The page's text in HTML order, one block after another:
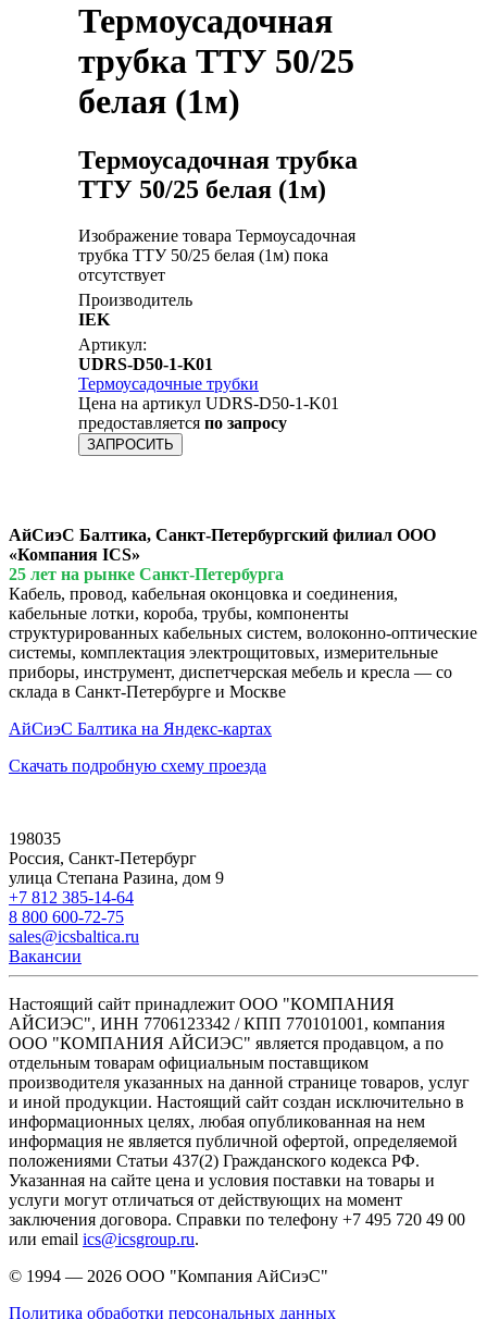
Термоусадочная
трубка ТТУ 50/25
белая (1м)
Термоусадочная трубка
ТТУ 50/25 белая (1м)
Изображение товара Термоусадочная
трубка ТТУ 50/25 белая (1м) пока
отсутствует
Производитель
IEK
Артикул:
UDRS-D50-1-K01
Термоусадочные трубки
Цена на артикул UDRS-D50-1-K01
предоставляется по запросу
ЗАПРОСИТЬ
АйСиэС Балтика, Санкт-Петербургский филиал ООО
«Компания ICS»
25 лет на рынке Санкт-Петербурга
Кабель, провод, кабельная оконцовка и соединения,
кабельные лотки, короба, трубы, компоненты
структурированных кабельных систем, волоконно-оптические
системы, комплектация электрощитовых, измерительные
приборы, инструмент, диспетчерская мебель и кресла — со
склада в Санкт-Петербурге и Москве
АйСиэС Балтика на Яндекс-картах
Скачать подробную схему проезда
198035
Россия, Санкт-Петербург
улица Степана Разина, дом 9
+7 812 385-14-64
8 800 600-72-75
sales@icsbaltica.ru
Вакансии
Настоящий сайт принадлежит ООО "КОМПАНИЯ
АЙСИЭС", ИНН 7706123342 / КПП 770101001, компания
ООО "КОМПАНИЯ АЙСИЭС" является продавцом, а по
отдельным товарам официальным поставщиком
производителя указанных на данной странице товаров, услуг
и иной продукции. Настоящий сайт создан исключительно в
информационных целях, любая опубликованная на нем
информация не является публичной офертой, определяемой
положениями Статьи 437(2) Гражданского кодекса РФ.
Указанная на сайте цена и условия поставки на товары и
услуги могут отличаться от действующих на момент
заключения договора. Справки по телефону +7 495 720 49 00
или email ics@icsgroup.ru.
© 1994 — 2026 ООО "Компания АйСиэС"
Политика обработки персональных данных